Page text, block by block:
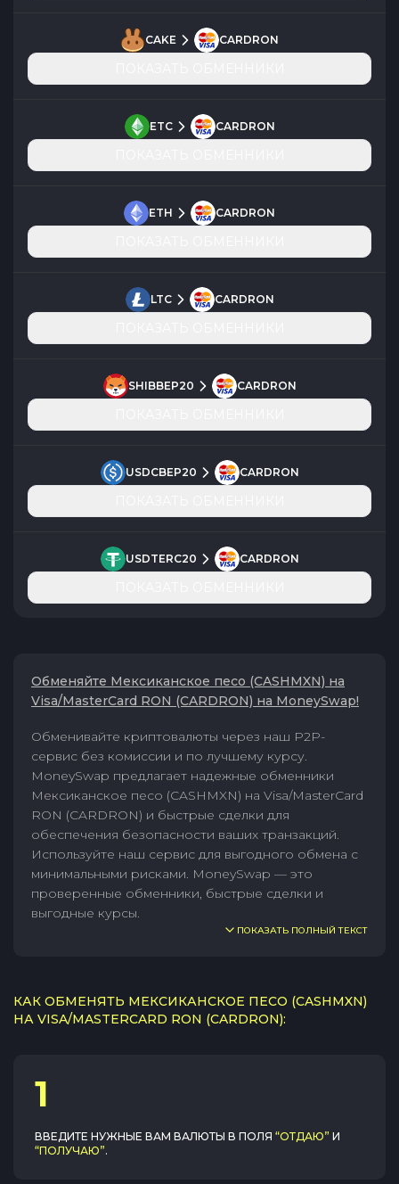
CAKE CARDRON
ETC CARDRON
ETH CARDRON
LTC CARDRON
SHIBBEP20 CARDRON
USDCBEP20 CARDRON
USDTERC20 CARDRON
Обменяйте Мексиканское песо (CASHMXN) на
Visa/MasterCard RON (CARDRON) на MoneySwap!
Обменивайте криптовалюты через наш P2P-
сервис без комиссии и по лучшему курсу.
MoneySwap предлагает надежные обменники
Мексиканское песо (CASHMXN) на Visa/MasterCard
RON (CARDRON) и быстрые сделки для
обеспечения безопасности ваших транзакций.
Используйте наш сервис для выгодного обмена с
минимальными рисками. MoneySwap — это
проверенные обменники, быстрые сделки и
выгодные курсы.
ПОКАЗАТЬ ПОЛНЫЙ ТЕКСТ
КАК ОБМЕНЯТЬ МЕКСИКАНСКОЕ ПЕСО (CASHMXN)
НА VISA/MASTERCARD RON (CARDRON):
1
ВВЕДИТЕ НУЖНЫЕ ВАМ ВАЛЮТЫ В ПОЛЯ “ОТДАЮ” И
“ПОЛУЧАЮ”.